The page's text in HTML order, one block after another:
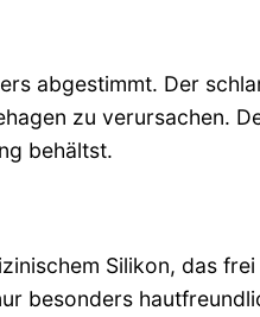
abgestimmt. Der
zu verursachen.
behältst.
Silikon, das
besonders